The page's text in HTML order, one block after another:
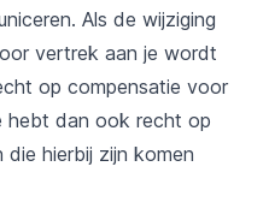
Als de wijziging
vertrek aan je wordt
op compensatie voor
hebt dan ook recht op
hierbij zijn komen